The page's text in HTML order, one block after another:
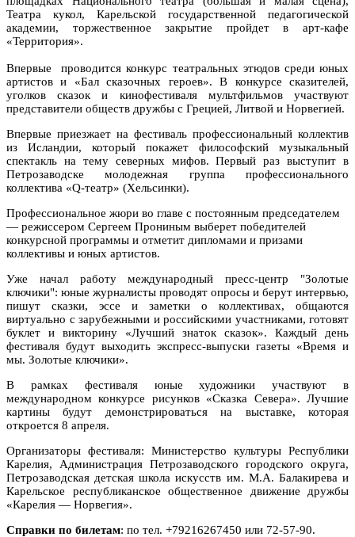
Театра кукол, Карельской государственной педагогической
академии, торжественное закрытие пройдет в арт-кафе
«Территория».
Впервые проводится конкурс театральных этюдов среди юных
артистов и «Бал сказочных героев». В конкурсе сказителей,
уголков сказок и кинофестиваля мультфильмов участвуют
представители обществ дружбы с Грецией, Литвой и Норвегией.
Впервые приезжает на фестиваль профессиональный коллектив
из Исландии, который покажет философский музыкальный
спектакль на тему северных мифов. Первый раз выступит в
Петрозаводске молодежная группа профессионального
коллектива «Q-театр» (Хельсинки).
Профессиональное жюри во главе с постоянным председателем
— режиссером Сергеем Прониным выберет победителей
конкурсной программы и отметит дипломами и призами
коллективы и юных артистов.
Уже начал работу международный пресс-центр "Золотые
ключики": юные журналисты проводят опросы и берут интервью,
пишут сказки, эссе и заметки о коллективах, общаются
виртуально с зарубежными и российскими участниками, готовят
буклет и викторину «Лучший знаток сказок». Каждый день
фестиваля будут выходить экспресс-выпуски газеты «Время и
мы. Золотые ключики».
В рамках фестиваля юные художники участвуют в
международном конкурсе рисунков «Сказка Севера». Лучшие
картины будут демонстрироваться на выставке, которая
откроется 8 апреля.
Организаторы фестиваля: Министерство культуры Республики
Карелия, Администрация Петрозаводского городского округа,
Петрозаводская детская школа искусств им. М.А. Балакирева и
Карельское республиканское общественное движение дружбы
«Карелия — Норвегия».
Справки по билетам: по тел. +79216267450 или 72-57-90.